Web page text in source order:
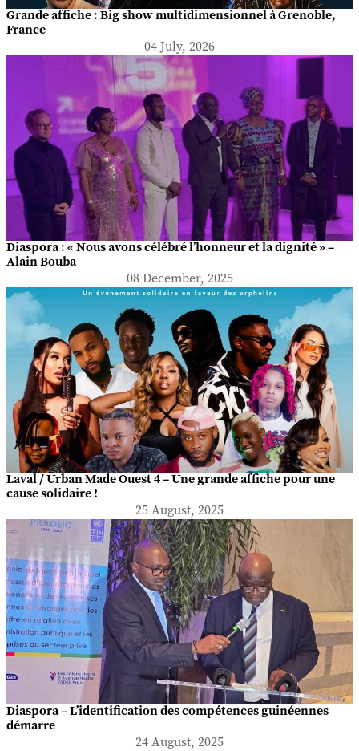
Grande affiche : Big show multidimensionnel à Grenoble,
France
04 July, 2026
Diaspora : « Nous avons célébré l’honneur et la dignité » –
Alain Bouba
08 December, 2025
Laval / Urban Made Ouest 4 – Une grande affiche pour une
cause solidaire !
25 August, 2025
Diaspora – L’identification des compétences guinéennes
démarre
24 August, 2025